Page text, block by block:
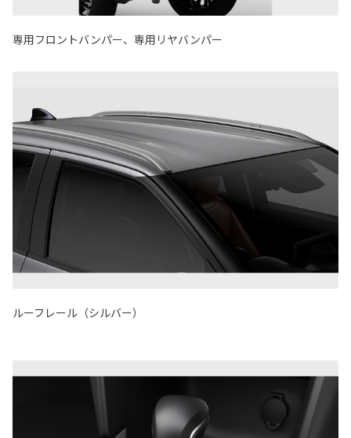
専用フロントバンパー、専用リヤバンパー
ルーフレール（シルバー）